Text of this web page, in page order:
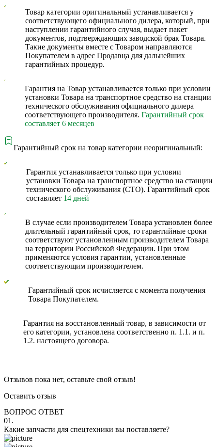
Товар категории оригинальный устанавливается у
соответствующего официального дилера, который, при
наступлении гарантийного случая, выдает пакет
документов, подтверждающих заводской брак Товара.
Такие документы вместе с Товаром направляются
Покупателем в адрес Продавца для дальнейших
гарантийных процедур.
Гарантия на Товар устанавливается только при условии
установки Товара на транспортное средство на станции
технического обслуживания официального дилера
соответствующего производителя.Гарантийный срок
составляет 6 месяцев
Гарантийный срок на товар категории неоригинальный:
Гарантия устанавливается только при условии
установки Товара на транспортное средство на станции
технического обслуживания (СТО). Гарантийный срок
составляет 14 дней
В случае если производителем Товара установлен более
длительный гарантийный срок, то гарантийные сроки
соответствуют установленным производителем Товара
на территории Российской Федерации. При этом
применяются условия гарантии, установленные
соответствующим производителем.
Гарантийный срок исчисляется с момента получения
Товара Покупателем.
Гарантия на восстановленный товар, в зависимости от
его категории, установлена соответственно п. 1.1. и п.
1.2. настоящего договора.
Отзывов пока нет, оставьте свой отзыв!
Оставить отзыв
ВОПРОС ОТВЕТ
01.
Какие запчасти для спецтехники вы поставляете?